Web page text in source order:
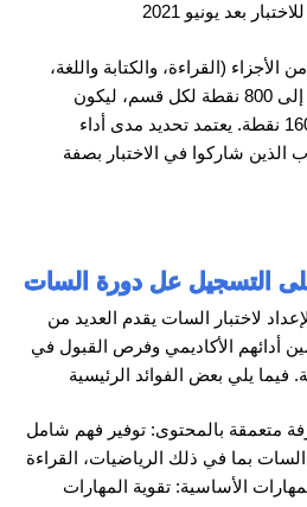
(القراءة، والكتابة واللغة،
والرياضيات) تتراوح من 200 إلى 800 نقطة لكل قسم، ليكون
المجموع الكلي بين 400 و1600 نقطة. يعتمد تحديد مدى أداء
الذين شاركوا في الاختبار بصفة
على التسجيل عل دورة السات
لاختبار السات يقدم العديد من
أدائهم الأكاديمي وفرص القبول في
فيما يلي بعض الفوائد الرئيسية
متعمقة بالمحتوى: توفير فهم شامل
بما في ذلك الرياضيات، القراءة
الأساسية: تقوية المهارات